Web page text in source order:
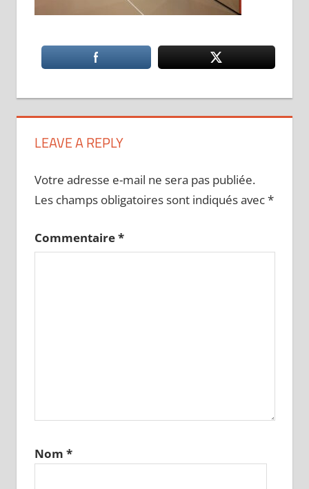
LEAVE A REPLY
Votre adresse e-mail ne sera pas publiée.
Les champs obligatoires sont indiqués avec*
Commentaire*
Nom *